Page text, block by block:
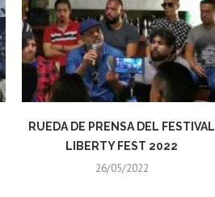
RUEDA DE PRENSA DEL FESTIVAL
LIBERTY FEST 2022
26/05/2022